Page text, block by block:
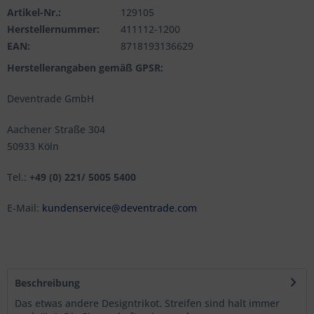
Artikel-Nr.:
129105
Herstellernummer:
411112-1200
EAN:
8718193136629
Herstellerangaben gemäß GPSR:
Deventrade GmbH
Aachener Straße 304
50933 Köln
Tel.: +49 (0) 221/ 5005 5400
E-Mail: kundenservice@deventrade.com
Beschreibung
Das etwas andere Designtrikot. Streifen sind halt immer